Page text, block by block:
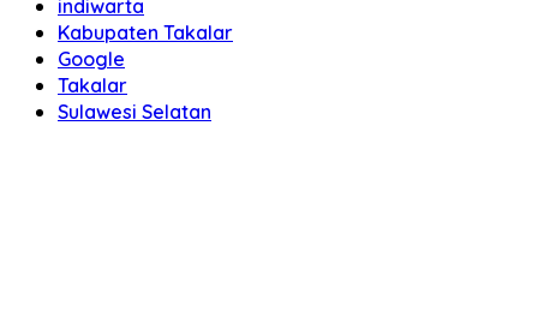
indiwarta
Kabupaten Takalar
Google
Takalar
Sulawesi Selatan